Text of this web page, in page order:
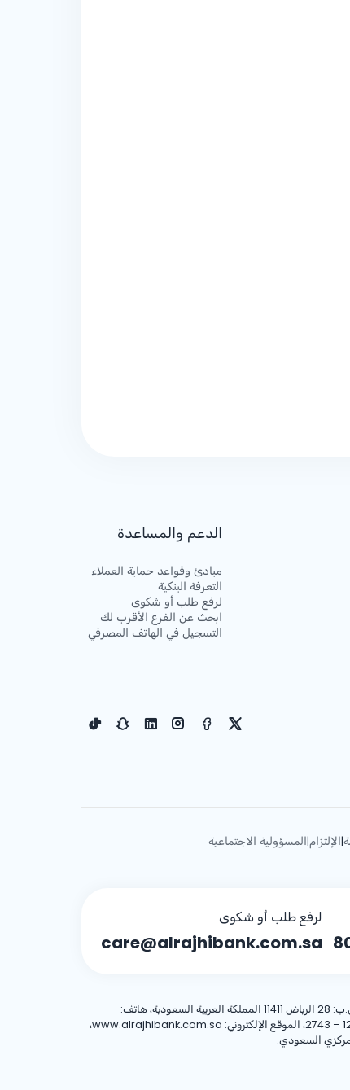
الدعم والمساعدة
مبادئ وقواعد حماية العملاء
التعرفة البنكية
لرفع طلب أو شكوى
ابحث عن الفرع الأقرب لك
التسجيل في الهاتف المصرفي
|الإلتزام|المسؤولية الاجتماعية
لرفع طلب أو شكوى
care@alrajhibank.com.sa
، 8001244455 العنوان الوطني: شركة الراجحي المصرفية للاستثمار، 8467 طريق الملك فهد – حي المروج، وحدة رقم (1)، الرياض 12263 – 2743، الموقع الإلكتروني: www.alrajhibank.com.sa،